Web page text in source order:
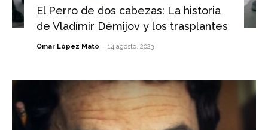
El Perro de dos cabezas: La historia
de Vladímir Démijov y los trasplantes
Omar López Mato - 14 agosto, 2023